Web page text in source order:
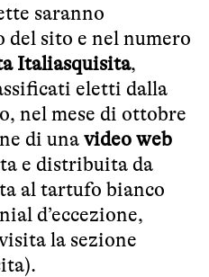
saranno
del sito e nel numero
Italiasquisita,
eletti dalla
nel mese di ottobre
di una video web
e distribuita da
al tartufo bianco
d’eccezione,
la sezione
.